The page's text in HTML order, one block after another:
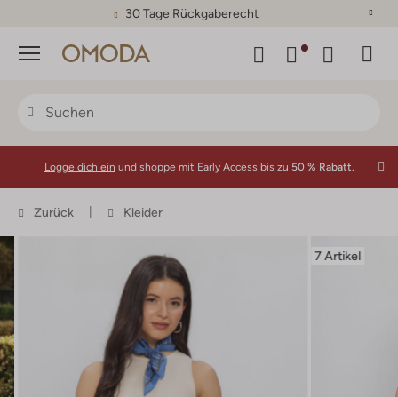
30 Tage Rückgaberecht
Menü
Logge dich ein und shoppe mit Early Access bis zu 50 % Rabatt.
Zurück Kleider
7 Artikel